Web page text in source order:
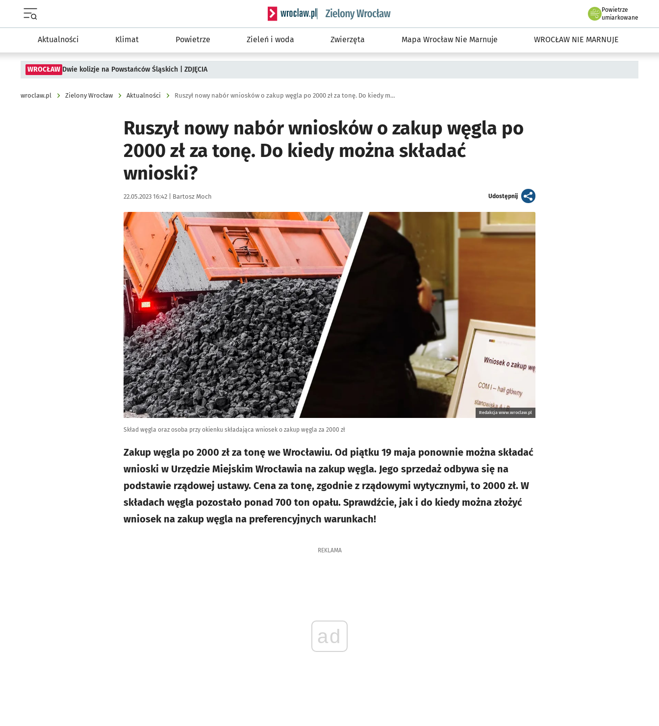
Serwis informacyjny wroclaw.pl podserwis: Środowisko we Wrocławiu
Powietrze
we Wrocławiu
umiarkowane
Aktualności Klimat Powietrze Zieleń i woda Zwierzęta Mapa Wrocław Nie Marnuje WROCŁAW NIE MARNUJE
WROCŁAW Dwie kolizje na Powstańców Śląskich | ZDJĘCIA
wroclaw.pl Zielony Wrocław Aktualności Ruszył nowy nabór wniosków o zakup węgla po 2000 zł za tonę. Do kiedy można składać wnioski?
Ruszył nowy nabór wniosków o zakup węgla po
2000 zł za tonę. Do kiedy można składać
wnioski?
Data publikacji:
22.05.2023 16:42 | Autor:
Bartosz Moch Udostępnijartykuł
Kliknij, aby powiększyć
Redakcja www.wroclaw.pl
Skład węgla oraz osoba przy okienku składająca wniosek o zakup węgla za 2000 zł
Zakup węgla po 2000 zł za tonę we Wrocławiu. Od piątku 19 maja ponownie można składać
wnioski w Urzędzie Miejskim Wrocławia na zakup węgla. Jego sprzedaż odbywa się na
podstawie rządowej ustawy. Cena za tonę, zgodnie z rządowymi wytycznymi, to 2000 zł. W
składach węgla pozostało ponad 700 ton opału. Sprawdźcie, jak i do kiedy można złożyć
wniosek na zakup węgla na preferencyjnych warunkach!
REKLAMA
ad